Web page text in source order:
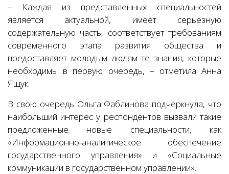
– Каждая из представленных специальностей
является актуальной, имеет серьезную
содержательную часть, соответствует требованиям
современного этапа развития общества и
предоставляет молодым людям те знания, которые
необходимы в первую очередь, – отметила Анна
Ящук.
В свою очередь Ольга Фаблинова подчеркнула, что
наибольший интерес у респондентов вызвали такие
предложенные новые специальности, как
«Информационно-аналитическое обеспечение
государственного управления» и «Социальные
коммуникации в государственном управлении».